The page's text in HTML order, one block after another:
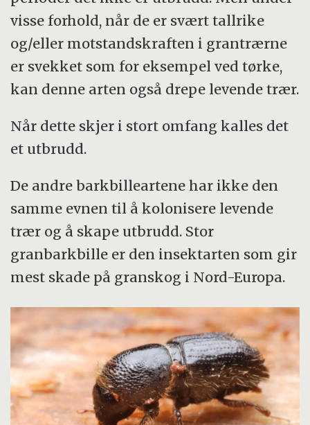
visse forhold, når de er svært tallrike
og/eller motstandskraften i grantrærne
er svekket som for eksempel ved tørke,
kan denne arten også drepe levende trær.
Når dette skjer i stort omfang kalles det
et utbrudd.
De andre barkbilleartene har ikke den
samme evnen til å kolonisere levende
trær og å skape utbrudd. Stor
granbarkbille er den insektarten som gir
mest skade på granskog i Nord-Europa.